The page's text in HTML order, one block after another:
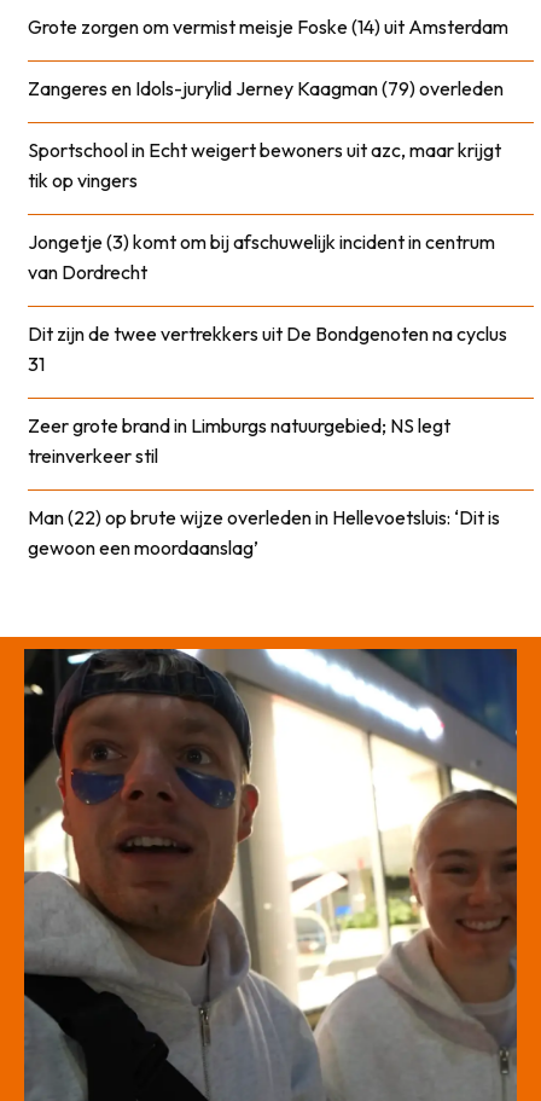
Grote zorgen om vermist meisje Foske (14) uit Amsterdam
Zangeres en Idols-jurylid Jerney Kaagman (79) overleden
Sportschool in Echt weigert bewoners uit azc, maar krijgt
tik op vingers
Jongetje (3) komt om bij afschuwelijk incident in centrum
van Dordrecht
Dit zijn de twee vertrekkers uit De Bondgenoten na cyclus
31
Zeer grote brand in Limburgs natuurgebied; NS legt
treinverkeer stil
Man (22) op brute wijze overleden in Hellevoetsluis: ‘Dit is
gewoon een moordaanslag’